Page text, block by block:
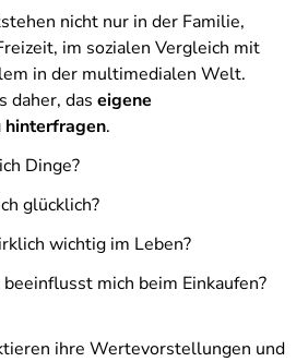
nicht nur in der Familie,
im sozialen Vergleich mit
in der multimedialen Welt.
daher, das eigene
hinterfragen.
Dinge?
glücklich?
wichtig im Leben?
mich beim Einkaufen?
ihre Wertevorstellungen und